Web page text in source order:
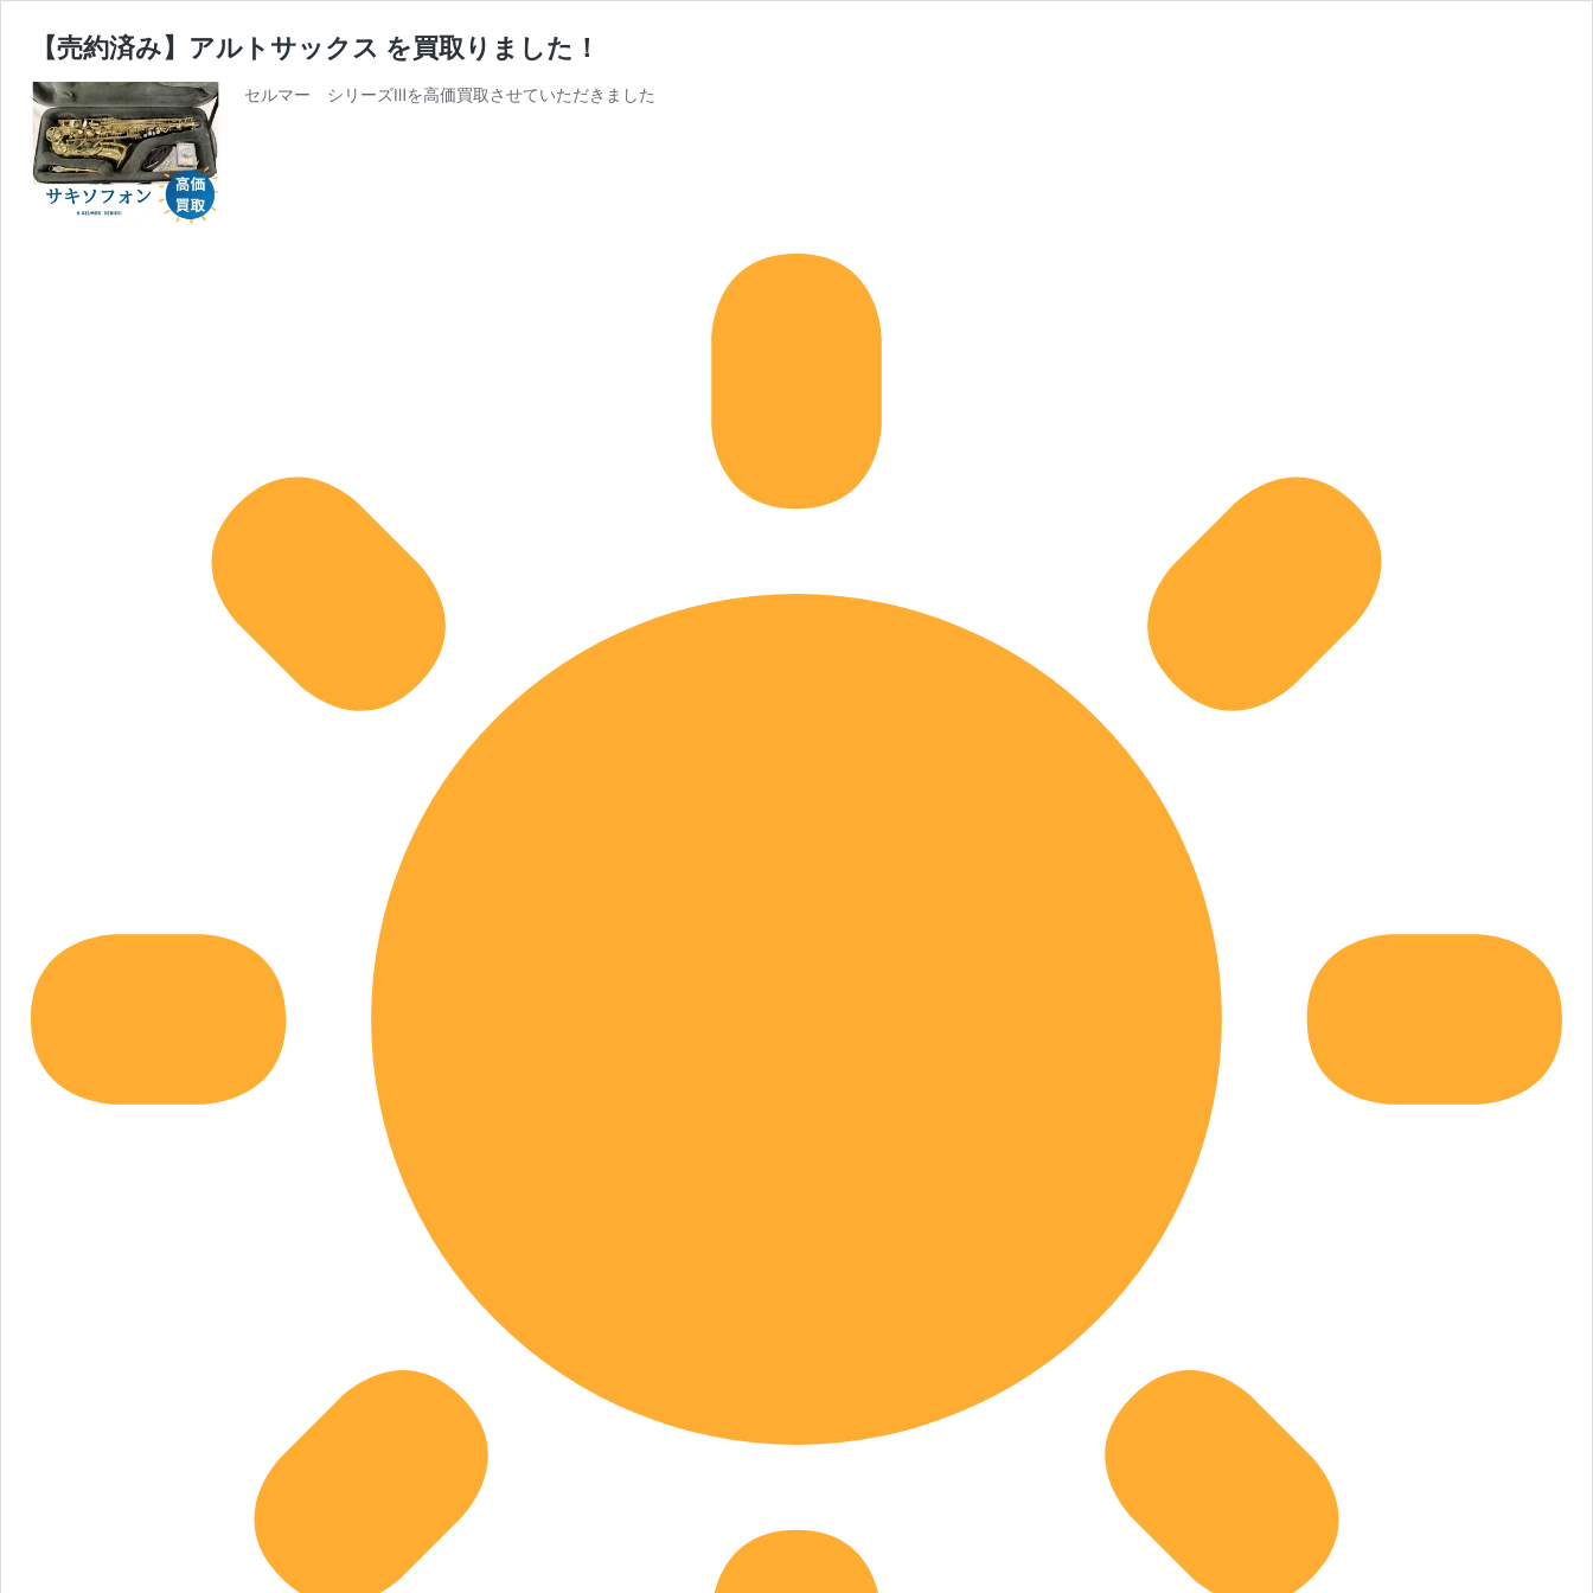
【売約済み】アルトサックス を買取りました！
セルマー シリーズⅢを高価買取させていただきました